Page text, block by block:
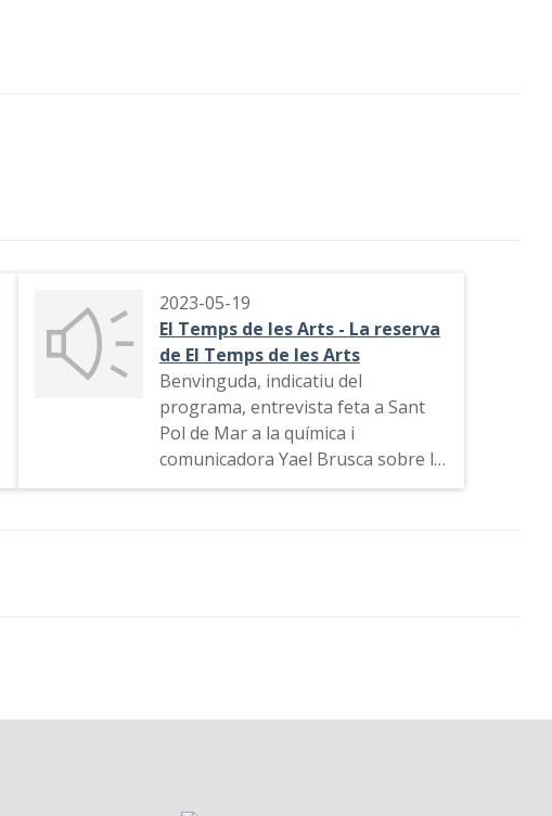
2023-05-19
El Temps de les Arts - La reserva
de El Temps de les Arts
Benvinguda, indicatiu del
programa, entrevista feta a Sant
Pol de Mar a la química i
comunicadora Yael Brusca sobre la
seva localitat natal i la seva activitat